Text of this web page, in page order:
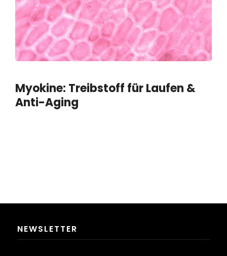
Myokine: Treibstoff für Laufen &
Anti-Aging
NEWSLETTER